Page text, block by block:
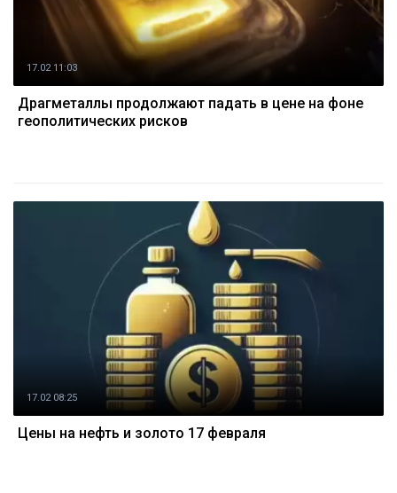
17.02 11:03
Драгметаллы продолжают падать в цене на фоне
геополитических рисков
17.02 08:25
Цены на нефть и золото 17 февраля